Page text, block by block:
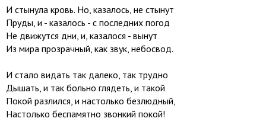
И стынула кровь. Но, казалось, не стынут
Пруды, и - казалось - с последних погод
Не движутся дни, и, казалося - вынут
Из мира прозрачный, как звук, небосвод.
И стало видать так далеко, так трудно
Дышать, и так больно глядеть, и такой
Покой разлился, и настолько безлюдный,
Настолько беспамятно звонкий покой!